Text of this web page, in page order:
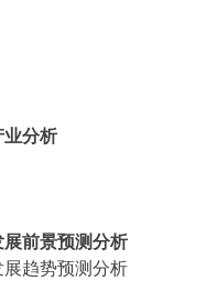
业分析
展前景预测分析
展趋势预测分析